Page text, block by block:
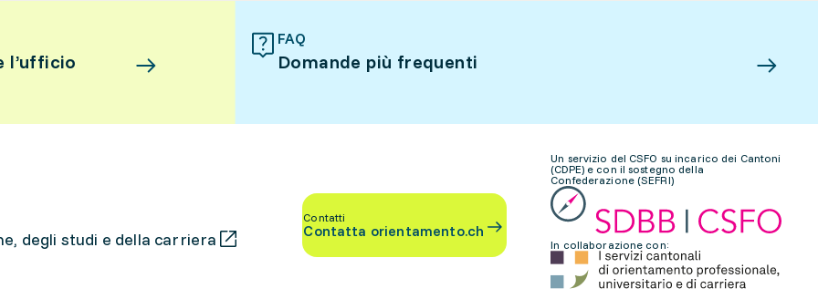
l’ufficio
FAQ
Domande più frequenti
degli studi e della carriera
Contatti
Contatta orientamento.ch
Un servizio del CSFO su incarico dei Cantoni
(CDPE) e con il sostegno della
Confederazione (SEFRI)
In collaborazione con: